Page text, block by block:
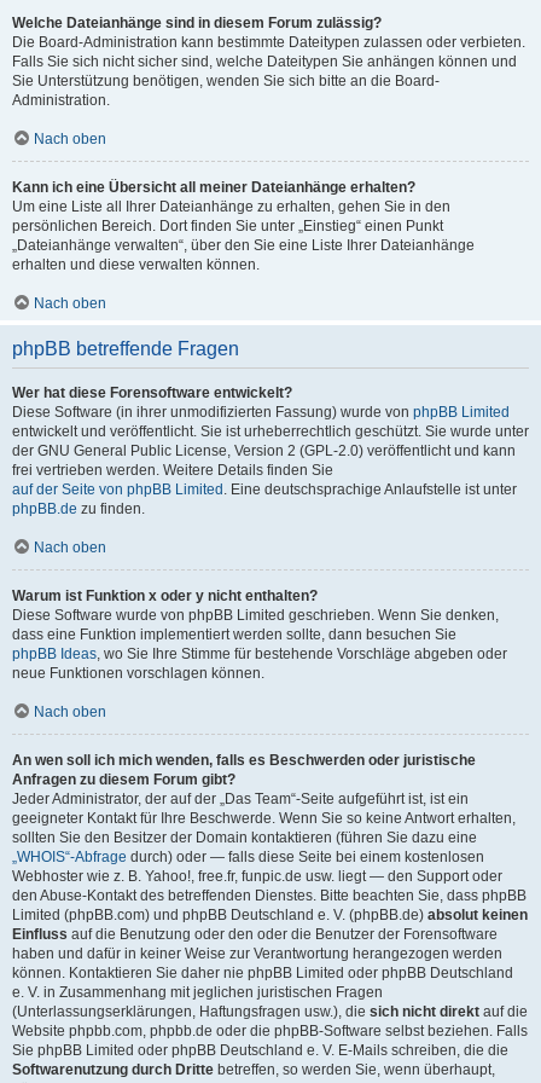
Welche Dateianhänge sind in diesem Forum zulässig?
Die Board-Administration kann bestimmte Dateitypen zulassen oder verbieten.
Falls Sie sich nicht sicher sind, welche Dateitypen Sie anhängen können und
Sie Unterstützung benötigen, wenden Sie sich bitte an die Board-
Administration.
Nach oben
Kann ich eine Übersicht all meiner Dateianhänge erhalten?
Um eine Liste all Ihrer Dateianhänge zu erhalten, gehen Sie in den
persönlichen Bereich. Dort finden Sie unter „Einstieg“ einen Punkt
„Dateianhänge verwalten“, über den Sie eine Liste Ihrer Dateianhänge
erhalten und diese verwalten können.
Nach oben
phpBB betreffende Fragen
Wer hat diese Forensoftware entwickelt?
Diese Software (in ihrer unmodifizierten Fassung) wurde von phpBB Limited
entwickelt und veröffentlicht. Sie ist urheberrechtlich geschützt. Sie wurde unter
der GNU General Public License, Version 2 (GPL-2.0) veröffentlicht und kann
frei vertrieben werden. Weitere Details finden Sie
auf der Seite von phpBB Limited . Eine deutschsprachige Anlaufstelle ist unter
phpBB.de zu finden.
Nach oben
Warum ist Funktion x oder y nicht enthalten?
Diese Software wurde von phpBB Limited geschrieben. Wenn Sie denken,
dass eine Funktion implementiert werden sollte, dann besuchen Sie
phpBB Ideas, wo Sie Ihre Stimme für bestehende Vorschläge abgeben oder
neue Funktionen vorschlagen können.
Nach oben
An wen soll ich mich wenden, falls es Beschwerden oder juristische
Anfragen zu diesem Forum gibt?
Jeder Administrator, der auf der „Das Team“-Seite aufgeführt ist, ist ein
geeigneter Kontakt für Ihre Beschwerde. Wenn Sie so keine Antwort erhalten,
sollten Sie den Besitzer der Domain kontaktieren (führen Sie dazu eine
„WHOIS“-Abfrage durch) oder — falls diese Seite bei einem kostenlosen
Webhoster wie z. B. Yahoo!, free.fr, funpic.de usw. liegt — den Support oder
den Abuse-Kontakt des betreffenden Dienstes. Bitte beachten Sie, dass phpBB
Limited (phpBB.com) und phpBB Deutschland e. V. (phpBB.de) absolut keinen
Einfluss auf die Benutzung oder den oder die Benutzer der Forensoftware
haben und dafür in keiner Weise zur Verantwortung herangezogen werden
können. Kontaktieren Sie daher nie phpBB Limited oder phpBB Deutschland
e. V. in Zusammenhang mit jeglichen juristischen Fragen
(Unterlassungserklärungen, Haftungsfragen usw.), die sich nicht direkt auf die
Website phpbb.com, phpbb.de oder die phpBB-Software selbst beziehen. Falls
Sie phpBB Limited oder phpBB Deutschland e. V. E-Mails schreiben, die die
Softwarenutzung durch Dritte betreffen, so werden Sie, wenn überhaupt,